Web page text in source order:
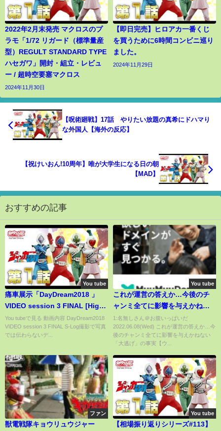
2022年2月末発売 マクロスのプ
ラモ「1/72 リガード（標準量産
型）REGULT STANDARD TYPE
ハセガワ」開封・組立・レビュ
ー / 超時空要塞マクロス
2024年11月30日
【即日完売】ヒロアカ一番くじ
を買うために6時間コンビニ巡り
ました。
2024年11月29日
【呪術廻戦】17話 やりたい放題の真希にドハマり
な外国人【海外の反応】
【祝けいおん!10周年】唯が大学生になる日の朝
【MAD】
おすすめの記事
You tube
痛車展示「DayDream2018 」
VIDEO session 3 FINAL [High
quality and amazing ITASHA
You tubeで見る 動画内容 DayDream2018
VIDEO session 3 FINAL S-Log撮影で写真
では伝わらないデ...
You tube
これが運営の答えか…今後のチ
ャンミ全てに影響を与えかねな
い「大逃げ」の事実【ウマ娘/ジ
ェミニ杯】
1:名無しさん＠お腹いっぱいだ
2022.06.08(Wed) これが運営の答えか…今
後のチャンミ全てに影響を与えかねない
「大逃げ」の事実【ウ...
ファン
獣電戦隊キョウリュウジャー
You tube
【相場振り返りシリーズ#113】